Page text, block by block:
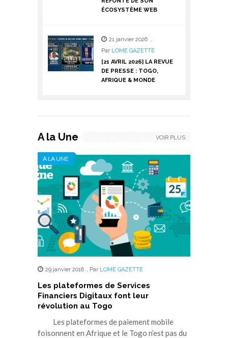
ÉCOSYSTÈME WEB
21 janvier 2026 ,
Par LOME GAZETTE
[21 AVRIL 2026] LA REVUE
DE PRESSE : TOGO,
AFRIQUE & MONDE
A la Une
A LA UNE
29 janvier 2018 , Par LOME GAZETTE
Les plateformes de Services
Financiers Digitaux font leur
révolution au Togo
Les plateformes de paiement mobile
foisonnent en Afrique et le Togo n’est pas du
VOIR PLUS